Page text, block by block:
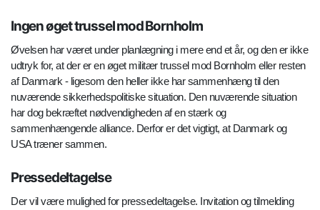
Ingen øget trussel mod Bornholm
Øvelsen har været under planlægning i mere end et år, og den er ikke
udtryk for, at der er en øget militær trussel mod Bornholm eller resten
af Danmark - ligesom den heller ikke har sammenhæng til den
nuværende sikkerhedspolitiske situation. Den nuværende situation
har dog bekræftet nødvendigheden af en stærk og
sammenhængende alliance. Derfor er det vigtigt, at Danmark og
USA træner sammen.
Pressedeltagelse
Der vil være mulighed for pressedeltagelse. Invitation og tilmelding